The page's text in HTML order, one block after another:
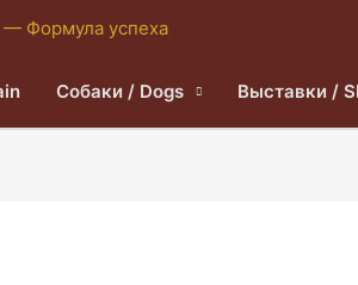
Собаки / Dogs Выставки /